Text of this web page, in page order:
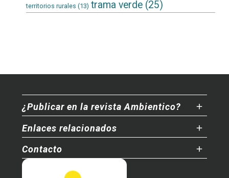
territorios rurales (13) trama verde(25)
¿Publicar en la revista Ambientico?
Enlaces relacionados
Contacto